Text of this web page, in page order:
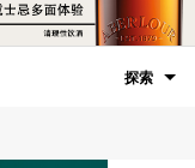
探索